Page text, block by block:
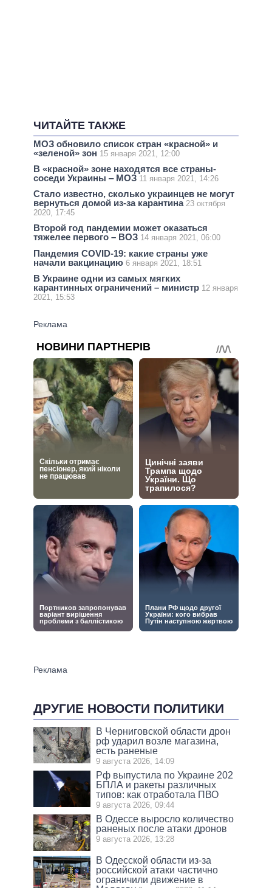
ЧИТАЙТЕ ТАКЖЕ
МОЗ обновило список стран «красной» и
«зеленой» зон 15 января 2021, 12:00
В «красной» зоне находятся все страны-
соседи Украины ‒ МОЗ 11 января 2021, 14:26
Стало известно, сколько украинцев не могут
вернуться домой из-за карантина 23 октября
2020, 17:45
Второй год пандемии может оказаться
тяжелее первого – ВОЗ 14 января 2021, 06:00
Пандемия COVID-19: какие страны уже
начали вакцинацию 6 января 2021, 18:51
В Украине одни из самых мягких
карантинных ограничений – министр 12 января
2021, 15:53
ДРУГИЕ НОВОСТИ ПОЛИТИКИ
В Черниговской области дрон
рф ударил возле магазина,
есть раненые
9 августа 2026, 14:09
Рф выпустила по Украине 202
БПЛА и ракеты различных
типов: как отработала ПВО
9 августа 2026, 09:44
В Одессе выросло количество
раненых после атаки дронов
9 августа 2026, 13:28
В Одесской области из-за
российской атаки частично
ограничили движение в